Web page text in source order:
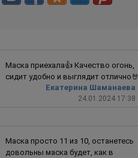
Екатерина Шаманаева
24.01.2024 17:38
Маска приехала👍 Качество огонь,
сидит удобно и выглядит отлично🤘
Маска просто 11 из 10, останетесь
довольны маска будет, как в